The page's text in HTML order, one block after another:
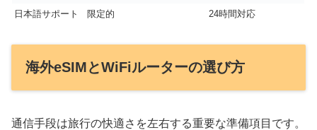
日本語サポート
限定的 24時間対応
海外eSIMとWiFiルーターの選び方
通信手段は旅行の快適さを左右する重要な準備項目です。